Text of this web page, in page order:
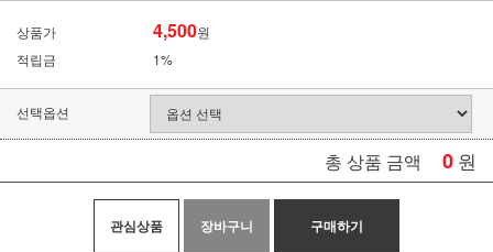
상품가 4,500원
적립금
1%
선택옵션
총 상품 금액 0 원
관심상품 장바구니 구매하기